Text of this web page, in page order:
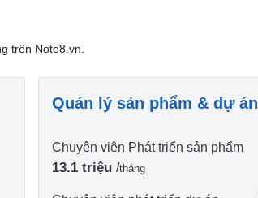
trên Note8.vn.
Quản lý sản phẩm & dự án
Chuyên viên Phát triển sản phẩm
13.1 triệu /tháng